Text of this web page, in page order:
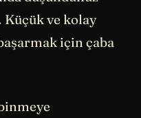
Küçük ve kolay
için çaba